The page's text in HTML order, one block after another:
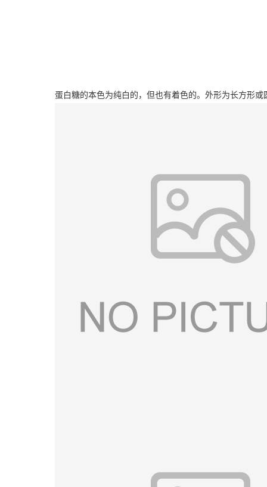
蛋白糖的本色为纯白的，但也有着色的。外形为长方形或